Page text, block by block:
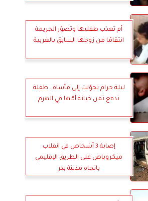
أم تعذب طفليها وتصوّر الجريمة
انتقامًا من زوجها السابق بالغربية
ليلة حرام تحوّلت إلى مأساة.. طفلة
تدفع ثمن خيانة أمّها في الهرم
إصابة 3 أشخاص في انقلاب
ميكروباص على الطريق الإقليمي
باتجاه مدينة بدر